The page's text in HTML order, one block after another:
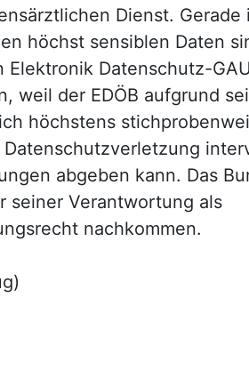
Dienst. Gerade
höchst sensiblen Daten
Datenschutz-
weil der EDÖB aufgrund
höchstens
abgeben kann. Das
seiner Verantwortung als
nachkommen.